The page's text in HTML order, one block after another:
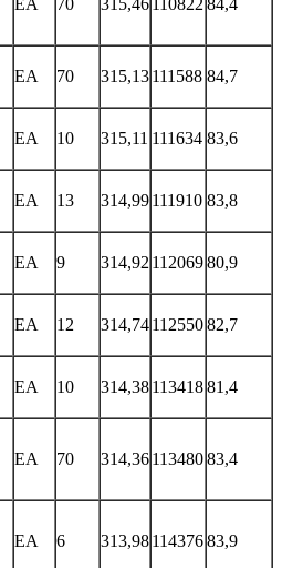
EA 70 315,4611082284,4
EA 70 315,13111588 84,7
EA 10 315,11 111634 83,6
EA 13 314,99111910 83,8
EA 9 314,9211206980,9
EA 12 314,7411255082,7
EA 10 314,3811341881,4
EA 70 314,3611348083,4
EA 6 313,9811437683,9